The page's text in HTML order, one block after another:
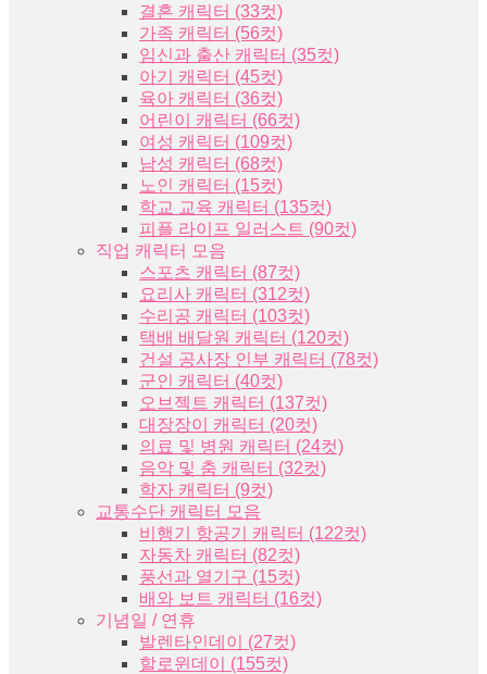
결혼 캐릭터 (33컷)
가족 캐릭터 (56컷)
임신과 출산 캐릭터 (35컷)
아기 캐릭터 (45컷)
육아 캐릭터 (36컷)
어린이 캐릭터 (66컷)
여성 캐릭터 (109컷)
남성 캐릭터 (68컷)
노인 캐릭터 (15컷)
학교 교육 캐릭터 (135컷)
피플 라이프 일러스트 (90컷)
직업 캐릭터 모음
스포츠 캐릭터 (87컷)
요리사 캐릭터 (312컷)
수리공 캐릭터 (103컷)
택배 배달원 캐릭터 (120컷)
건설 공사장 인부 캐릭터 (78컷)
군인 캐릭터 (40컷)
오브젝트 캐릭터 (137컷)
대장장이 캐릭터 (20컷)
의료 및 병원 캐릭터 (24컷)
음악 및 춤 캐릭터 (32컷)
학자 캐릭터 (9컷)
교통수단 캐릭터 모음
비행기 항공기 캐릭터 (122컷)
자동차 캐릭터 (82컷)
풍선과 열기구 (15컷)
배와 보트 캐릭터 (16컷)
기념일 / 연휴
발렌타인데이 (27컷)
할로윈데이 (155컷)